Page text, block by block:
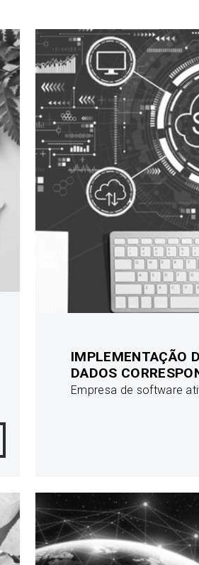
IMPLEMENTAÇÃO
DADOS
Empresa de software